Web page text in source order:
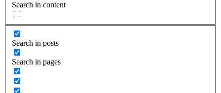
Search in content
Search in posts
Search in pages